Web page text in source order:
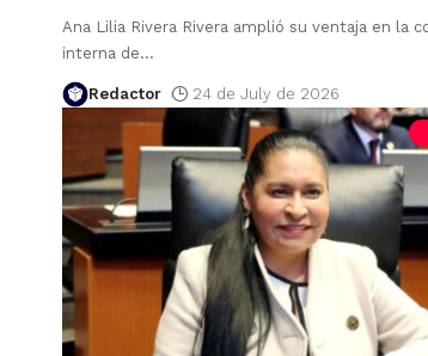
Ana Lilia Rivera Rivera amplió su ventaja en la
interna de…
Redactor 24 de July de 2026